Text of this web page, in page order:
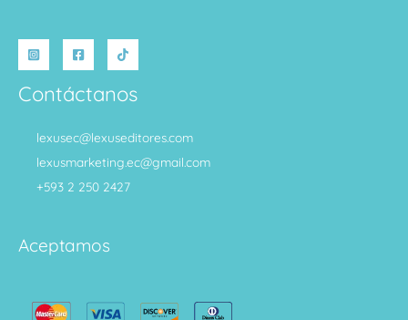
Contáctanos
lexusec@lexuseditores.com
lexusmarketing.ec@gmail.com
+593 2 250 2427
Aceptamos